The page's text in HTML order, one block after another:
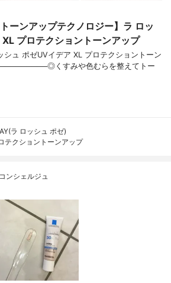
ーンアップテクノロジー】ラ ロッ
プロテクショントーンアップ
ュ ポゼUVイデア XL プロテクショントーン
くすみや色むらを整えてトー
ラ ロッシュ ポゼ)
テクショントーンアップ
ンシェルジュ